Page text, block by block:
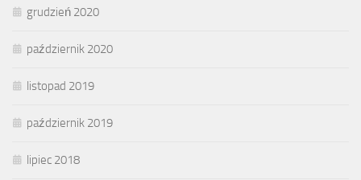
grudzień 2020
październik 2020
listopad 2019
październik 2019
lipiec 2018